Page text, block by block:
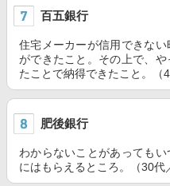
百五銀行
住宅メーカーが信用できな
ができたこと。その上で、
たことで納得できたこと。（
肥後銀行
わからないことがあっても
にはもらえるところ。（30代